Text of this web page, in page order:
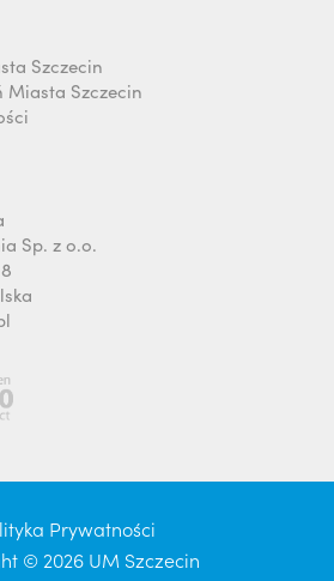
Szczecin
Miasta Szczecin
Sp. z o.o.
Prywatności
© 2026 UM Szczecin